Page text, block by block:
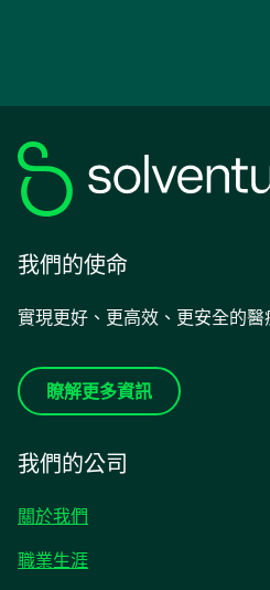
我們的使命
實現更好、更高效、更安全的
瞭解更多資訊
我們的公司
關於我們
職業生涯